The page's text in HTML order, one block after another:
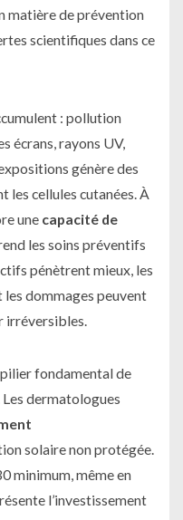
matière de prévention
scientifiques dans ce
: pollution
écrans, rayons UV,
génère des
les cellules cutanées. À
une capacité de
les soins préventifs
pénètrent mieux, les
dommages peuvent
irréversibles.
fondamental de
dermatologues
solaire non protégée.
minimum, même en
l’investissement